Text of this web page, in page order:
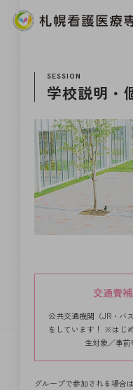
SESSION
学校説明・
交通費
公共交通機関（JR・バ
をしています！ ※はじ
生対象／事前
グループで参加される場合は